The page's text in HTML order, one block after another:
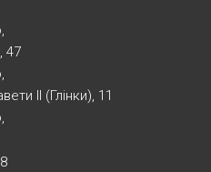
47
ІІ (Глінки), 11